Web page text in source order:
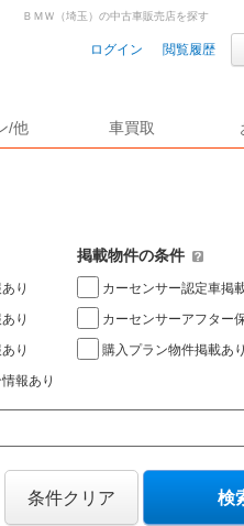
ログイン 閲覧履歴
/他 車買取
ＢＭＷ（埼玉）の中古車販売店を探す
り
り
り
報あり
掲載物件の条件
カーセンサー認定車掲
カーセンサーアフター
購入プラン物件掲載あり
条件クリア 検